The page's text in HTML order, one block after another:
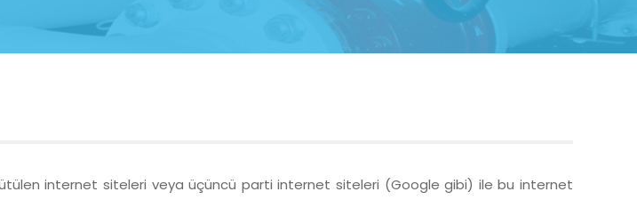
internet siteleri veya üçüncü parti internet siteleri (Google gibi) ile bu internet